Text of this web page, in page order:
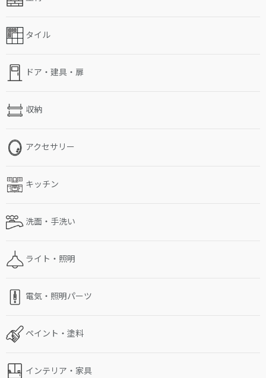
タイル
ドア・建具・扉
収納
アクセサリー
キッチン
洗面・手洗い
ライト・照明
電気・照明パーツ
ペイント・塗料
インテリア・家具